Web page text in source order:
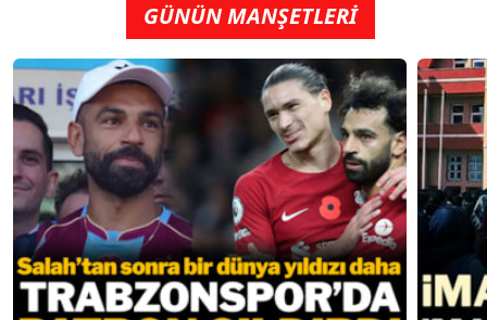
GÜNÜN MANŞETLERİ